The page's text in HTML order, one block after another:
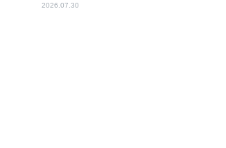
2026.07.30